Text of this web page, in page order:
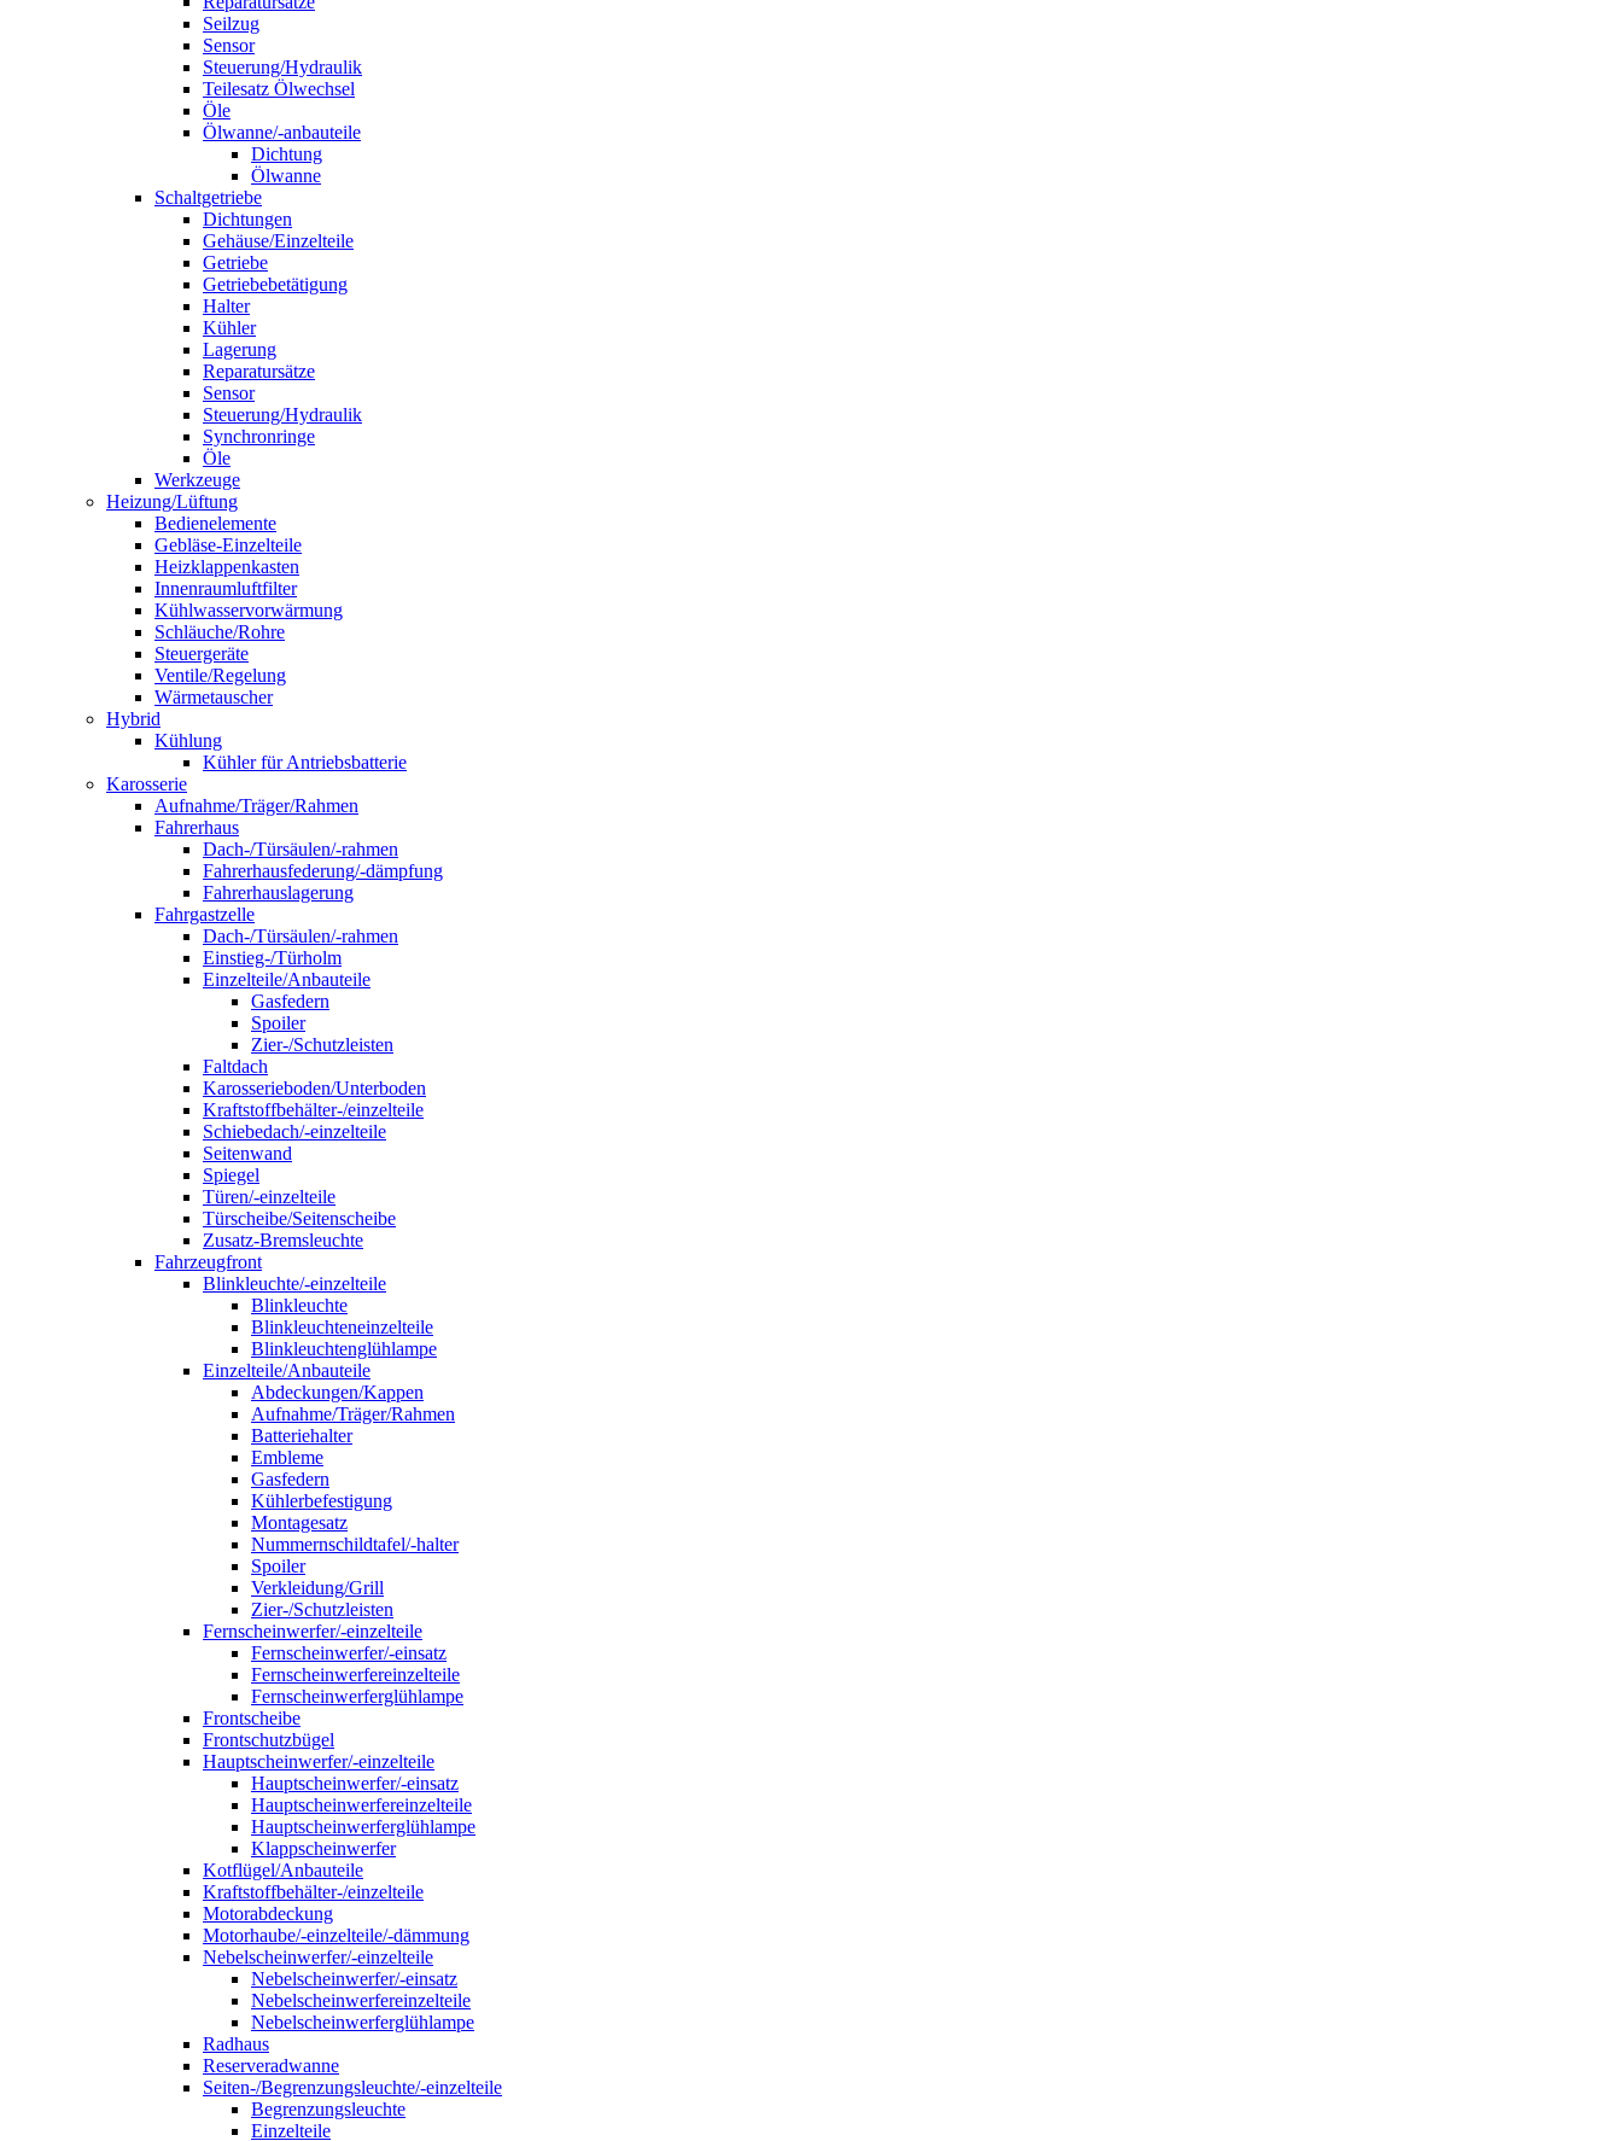
Seilzug
Sensor
Steuerung/Hydraulik
Teilesatz Ölwechsel
Öle
Ölwanne/-anbauteile
Dichtung
Ölwanne
Schaltgetriebe
Dichtungen
Gehäuse/Einzelteile
Getriebe
Getriebebetätigung
Halter
Kühler
Lagerung
Reparatursätze
Sensor
Steuerung/Hydraulik
Synchronringe
Öle
Werkzeuge
Heizung/Lüftung
Bedienelemente
Gebläse-Einzelteile
Heizklappenkasten
Innenraumluftfilter
Kühlwasservorwärmung
Schläuche/Rohre
Steuergeräte
Ventile/Regelung
Wärmetauscher
Hybrid
Kühlung
Kühler für Antriebsbatterie
Karosserie
Aufnahme/Träger/Rahmen
Fahrerhaus
Dach-/Türsäulen/-rahmen
Fahrerhausfederung/-dämpfung
Fahrerhauslagerung
Fahrgastzelle
Dach-/Türsäulen/-rahmen
Einstieg-/Türholm
Einzelteile/Anbauteile
Gasfedern
Spoiler
Zier-/Schutzleisten
Faltdach
Karosserieboden/Unterboden
Kraftstoffbehälter-/einzelteile
Schiebedach/-einzelteile
Seitenwand
Spiegel
Türen/-einzelteile
Türscheibe/Seitenscheibe
Zusatz-Bremsleuchte
Fahrzeugfront
Blinkleuchte/-einzelteile
Blinkleuchte
Blinkleuchteneinzelteile
Blinkleuchtenglühlampe
Einzelteile/Anbauteile
Abdeckungen/Kappen
Aufnahme/Träger/Rahmen
Batteriehalter
Embleme
Gasfedern
Kühlerbefestigung
Montagesatz
Nummernschildtafel/-halter
Spoiler
Verkleidung/Grill
Zier-/Schutzleisten
Fernscheinwerfer/-einzelteile
Fernscheinwerfer/-einsatz
Fernscheinwerfereinzelteile
Fernscheinwerferglühlampe
Frontscheibe
Frontschutzbügel
Hauptscheinwerfer/-einzelteile
Hauptscheinwerfer/-einsatz
Hauptscheinwerfereinzelteile
Hauptscheinwerferglühlampe
Klappscheinwerfer
Kotflügel/Anbauteile
Kraftstoffbehälter-/einzelteile
Motorabdeckung
Motorhaube/-einzelteile/-dämmung
Nebelscheinwerfer/-einzelteile
Nebelscheinwerfer/-einsatz
Nebelscheinwerfereinzelteile
Nebelscheinwerferglühlampe
Radhaus
Reserveradwanne
Seiten-/Begrenzungsleuchte/-einzelteile
Begrenzungsleuchte
Einzelteile